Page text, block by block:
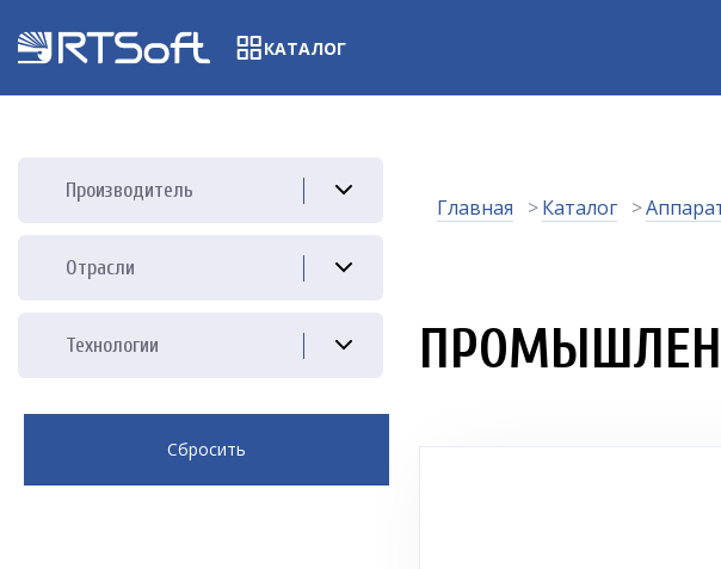
КАТАЛОГ
Производитель
Отрасли
Технологии
Сбросить
Главная Каталог